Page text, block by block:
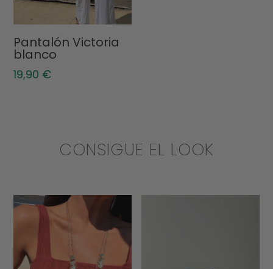
Pantalón Victoria
blanco
19,90 €
CONSIGUE EL LOOK